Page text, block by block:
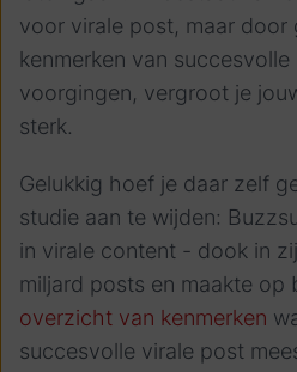
voor virale post, maar door
kenmerken van
voorgingen, vergroot je
sterk.
Gelukkig hoef je daar zelf
studie aan te wijden:
in virale content - dook in
miljard posts en maakte op
overzicht van kenmerken
succesvolle virale post